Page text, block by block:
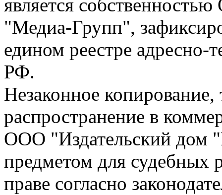
является
"Медиа-Групп",
едином реестре адресно-
РФ.
Незаконное
распространение в
ООО "Издательский дом
предметом для судебных
праве согласно